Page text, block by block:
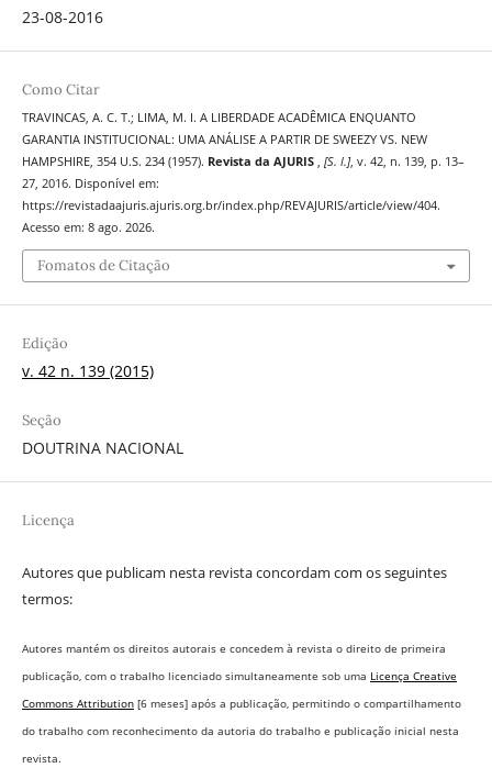
23-08-2016
Como Citar
TRAVINCAS, A. C. T.; LIMA, M. I. A LIBERDADE ACADÊMICA ENQUANTO
GARANTIA INSTITUCIONAL: UMA ANÁLISE A PARTIR DE SWEEZY VS. NEW
HAMPSHIRE, 354 U.S. 234 (1957). Revista da AJURIS [S. l.], v. 42, n. 139, p. 13–
27, 2016. Disponível em:
https://revistadaajuris.ajuris.org.br/index.php/REVAJURIS/article/view/404.
Acesso em: 8 ago. 2026.
Fomatos de Citação
Edição
v. 42 n. 139 (2015)
Seção
DOUTRINA NACIONAL
Licença
Autores que publicam nesta revista concordam com os seguintes
termos:
Autores mantém os direitos autorais e concedem à revista o direito de primeira
publicação, com o trabalho licenciado simultaneamente sob uma Licença Creative
Commons Attribution[6 meses] após a publicação, permitindo o compartilhamento
do trabalho com reconhecimento da autoria do trabalho e publicação inicial nesta
revista.